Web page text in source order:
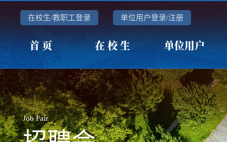
在校生/教职工登录 单位用户登录/注册
首 页 在 校 生 单位用户
Job Fair